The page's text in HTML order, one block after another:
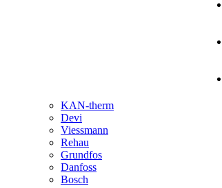
KAN-therm
Devi
Viessmann
Rehau
Grundfos
Danfoss
Bosch